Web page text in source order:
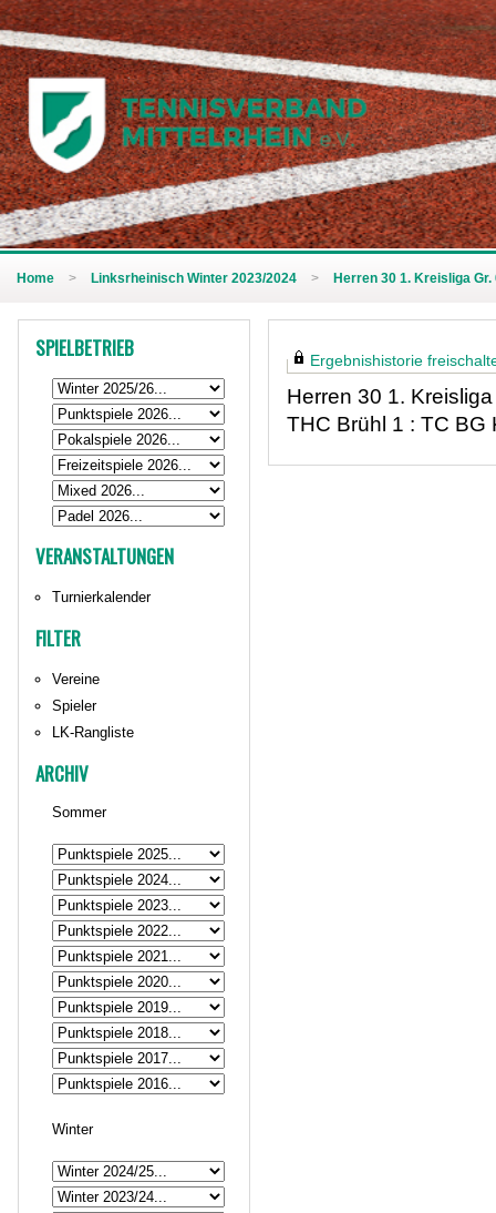
Home > Linksrheinisch Winter 2023/2024 > Herren 30 1. Kreisliga Gr.
SPIELBETRIEB
VERANSTALTUNGEN
Turnierkalender
FILTER
Vereine
Spieler
LK-Rangliste
ARCHIV
Sommer
Winter
Ergebnishistorie
Herren 30 1.
THC Brühl 1 : TC BG